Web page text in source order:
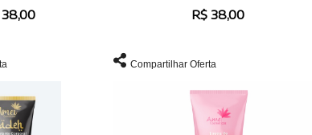
38,00
R$ 38,00
Compartilhar Oferta